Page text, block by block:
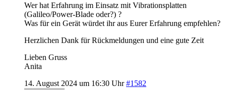
Wer hat Erfahrung im Einsatz mit Vibrationsplatten
(Galileo/Power-Blade oder?) ?
Was für ein Gerät würdet ihr aus Eurer Erfahrung empfehlen?
Herzlichen Dank für Rückmeldungen und eine gute Zeit
Lieben Gruss
Anita
14. August 2024 um 16:30 Uhr #1582